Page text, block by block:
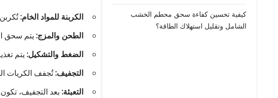
كيفية تحسين كفاءة سحق محطم الخشب
الشامل وتقليل استهلاك الطاقة؟
الكربنة للمواد الخام:
الطحن والمزج:يتم سحق
الضغط والتشكيل:يتم
التجفيف:تُجفف الكريات
التعبئة: بعد التجفيف، تكون